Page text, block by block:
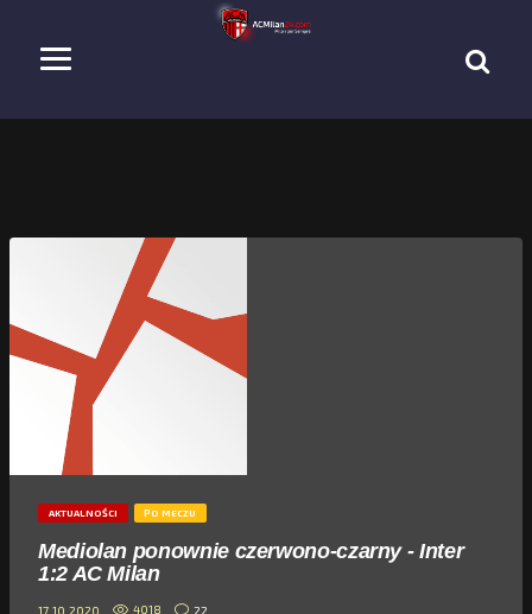
AKTUALNOŚCI PO MECZU
Mediolan ponownie czerwono-czarny - Inter
1:2 AC Milan
17.10.2020 4018 22